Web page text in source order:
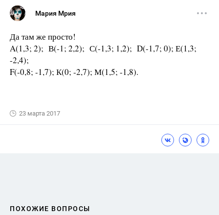
Мария Мрия
Да там же просто!
A(1,3; 2); В(-1; 2,2); С(-1,3; 1,2); D(-1,7; 0); Е(1,3;
-2,4);
F(-0,8; -1,7); К(0; -2,7); М(1,5; -1,8).
23 марта 2017
ПОХОЖИЕ ВОПРОСЫ